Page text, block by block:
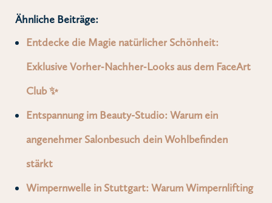
Ähnliche Beiträge:
Entdecke die Magie natürlicher Schönheit:
Exklusive Vorher‑Nachher‑Looks aus dem FaceArt
Club ✨
Entspannung im Beauty-Studio: Warum ein
angenehmer Salonbesuch dein Wohlbefinden
stärkt
Wimpernwelle in Stuttgart: Warum Wimpernlifting